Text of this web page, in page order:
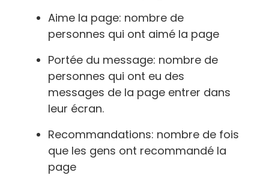
Aime la page: nombre de
personnes qui ont aimé la page
Portée du message: nombre de
personnes qui ont eu des
messages de la page entrer dans
leur écran.
Recommandations: nombre de fois
que les gens ont recommandé la
page